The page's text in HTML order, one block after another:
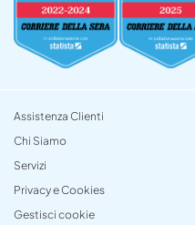
Assistenza Clienti
Chi Siamo
Servizi
Privacy e Cookies
Gestisci cookie